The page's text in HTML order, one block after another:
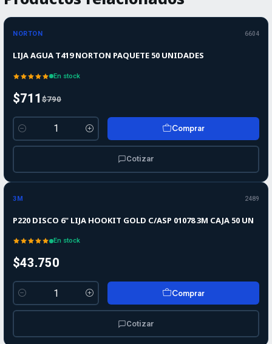
-10%
-10%OFF
NORTON 6604
LIJA AGUA T419 NORTON PAQUETE 50 UNIDADES
En stock
$711 $790
Cantidad
Comprar
Cotizar
3M 2489
P220 DISCO 6" LIJA HOOKIT GOLD C/ASP 01078 3M CAJA 50 UN
En stock
$43.750
Cantidad
Comprar
Cotizar